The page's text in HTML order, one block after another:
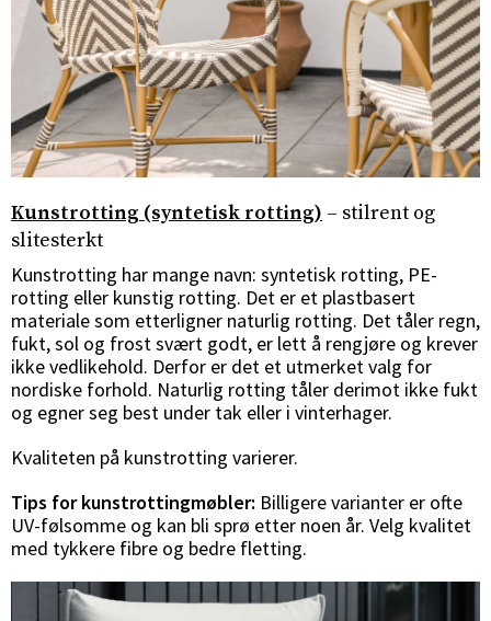
Kunstrotting (syntetisk rotting) – stilrent og
slitesterkt
Kunstrotting har mange navn: syntetisk rotting, PE-
rotting eller kunstig rotting. Det er et plastbasert
materiale som etterligner naturlig rotting. Det tåler regn,
fukt, sol og frost svært godt, er lett å rengjøre og krever
ikke vedlikehold. Derfor er det et utmerket valg for
nordiske forhold. Naturlig rotting tåler derimot ikke fukt
og egner seg best under tak eller i vinterhager.
Kvaliteten på kunstrotting varierer.
Tips for kunstrottingmøbler: Billigere varianter er ofte
UV-følsomme og kan bli sprø etter noen år. Velg kvalitet
med tykkere fibre og bedre fletting.